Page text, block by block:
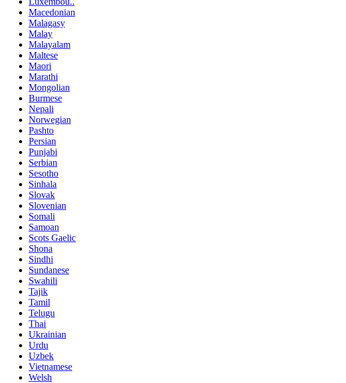
Macedonian
Malagasy
Malay
Malayalam
Maltese
Maori
Marathi
Mongolian
Burmese
Nepali
Norwegian
Pashto
Persian
Punjabi
Serbian
Sesotho
Sinhala
Slovak
Slovenian
Somali
Samoan
Scots Gaelic
Shona
Sindhi
Sundanese
Swahili
Tajik
Tamil
Telugu
Thai
Ukrainian
Urdu
Uzbek
Vietnamese
Welsh